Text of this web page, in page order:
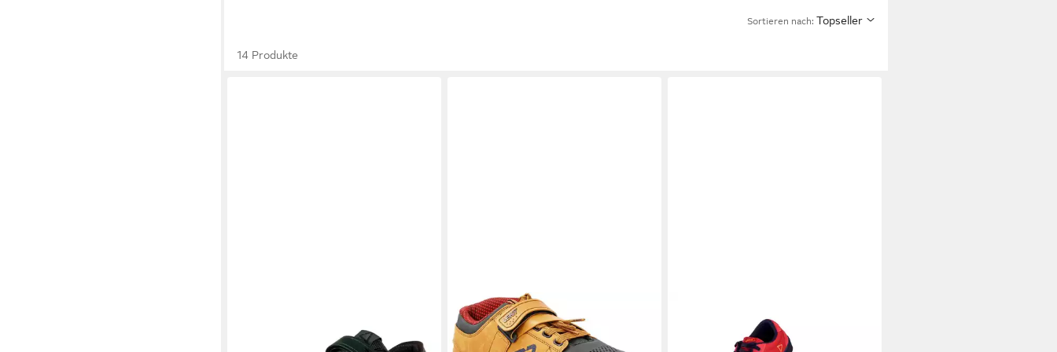
Sortieren nach: Topseller
14 Produkte
Leatt Shoe 1.0 Flat Shoe Lava 2023
44 Fahrradschuh